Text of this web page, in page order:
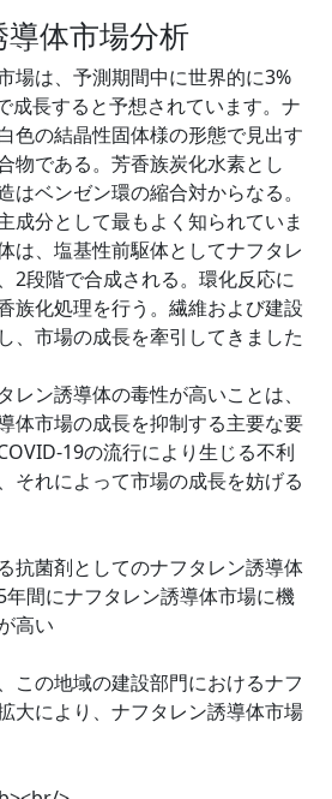
体市場分析
場は、予測期間中に世界的に3%
成長すると予想されています。ナ
色の結晶性固体様の形態で見出す
物である。芳香族炭化水素とし
はベンゼン環の縮合対からなる。
成分として最もよく知られていま
は、塩基性前駆体としてナフタレ
2段階で合成される。環化反応に
族化処理を行う。繊維および建設
、市場の成長を牽引してきました
レン誘導体の毒性が高いことは、
体市場の成長を抑制する主要な要
19の流行により生じる不利
それによって市場の成長を妨げる
抗菌剤としてのナフタレン誘導体
間にナフタレン誘導体市場に機
高い
この地域の建設部門におけるナフ
大により、ナフタレン誘導体市場